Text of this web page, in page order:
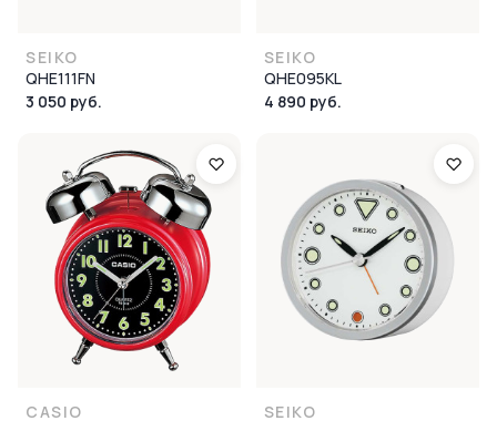
SEIKO
QHE111FN
3 050 руб.
SEIKO
QHE095KL
4 890 руб.
CASIO
SEIKO